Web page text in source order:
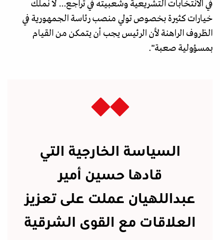
في الانتخابات التشريعية وشعبيته في تراجع... لا نملك
خيارات كثيرة بخصوص تولي منصب رئاسة الجمهورية في
الظروف الراهنة لأن الرئيس يجب أن يتمكن من القيام
بمسؤولية صعبة".
السياسة الخارجية التي
قادها حسين أمير
عبداللهيان عملت على تعزيز
العلاقات مع القوى الشرقية